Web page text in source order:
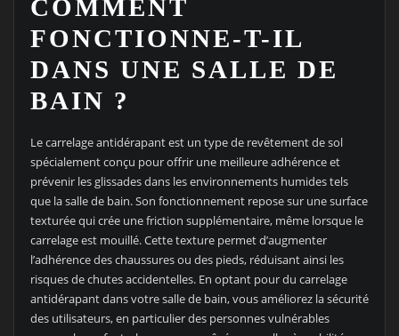
COMMENT
FONCTIONNE-T-IL
DANS UNE SALLE DE
BAIN ?
Le carrelage antidérapant est un type de revêtement de sol
spécialement conçu pour offrir une meilleure adhérence et
prévenir les glissades dans les environnements humides tels
que la salle de bain. Son fonctionnement repose sur une surface
texturée qui crée une friction supplémentaire, même lorsque le
carrelage est mouillé. Cette texture permet d’augmenter
l’adhérence des chaussures ou des pieds, réduisant ainsi les
risques de chutes accidentelles. En optant pour du carrelage
antidérapant dans votre salle de bain, vous améliorez la sécurité
des utilisateurs, en particulier des personnes vulnérables